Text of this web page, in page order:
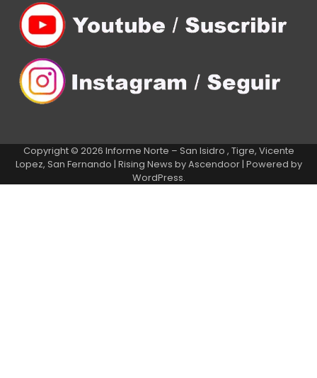
Copyright © 2026 Informe Norte – San Isidro , Tigre, Vicente
Lopez, San Fernando | Rising News byAscendoor| Powered by
WordPress.